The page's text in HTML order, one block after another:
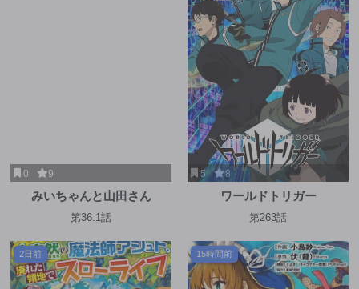
0 9
みいちゃんと山田さん
第36.1話
5 8
ワールドトリガー
第263話
2日前 15時間前